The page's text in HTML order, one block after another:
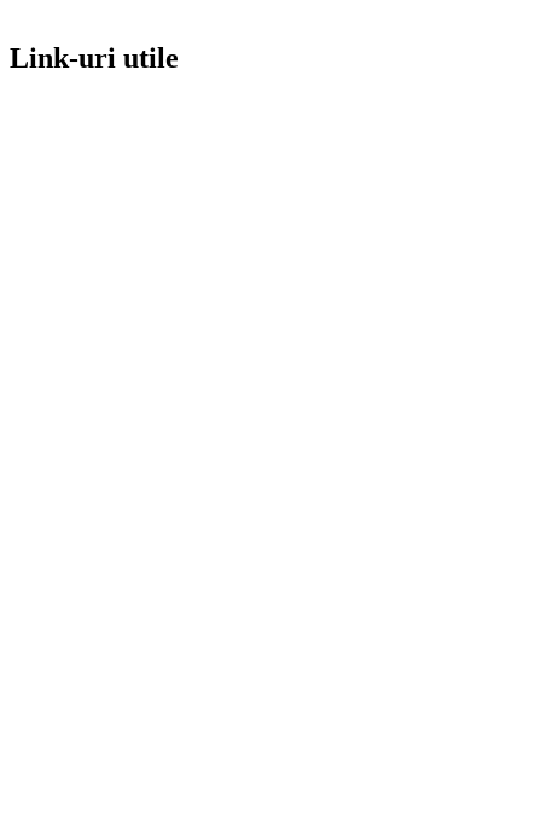
Link-uri utile